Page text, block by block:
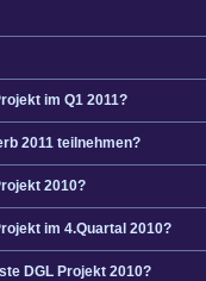
im Q1 2011?
2011 teilnehmen?
2010?
im 4.Quartal 2010?
DGL Projekt 2010?